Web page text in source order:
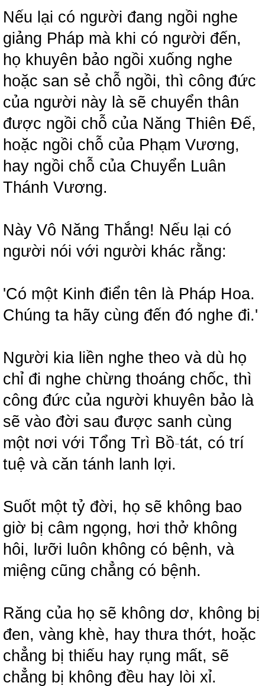
Nếu lại có người đang ngồi nghe
giảng Pháp mà khi có người đến,
họ khuyên bảo ngồi xuống nghe
hoặc san sẻ chỗ ngồi, thì công đức
của người này là sẽ chuyển thân
được ngồi chỗ của Năng Thiên Đế,
hoặc ngồi chỗ của Phạm Vương,
hay ngồi chỗ của Chuyển Luân
Thánh Vương.
Này Vô Năng Thắng! Nếu lại có
người nói với người khác rằng:
'Có một Kinh điển tên là Pháp Hoa.
Chúng ta hãy cùng đến đó nghe đi.'
Người kia liền nghe theo và dù họ
chỉ đi nghe chừng thoáng chốc, thì
công đức của người khuyên bảo là
sẽ vào đời sau được sanh cùng
một nơi với Tổng Trì Bồ-tát, có trí
tuệ và căn tánh lanh lợi.
Suốt một tỷ đời, họ sẽ không bao
giờ bị câm ngọng, hơi thở không
hôi, lưỡi luôn không có bệnh, và
miệng cũng chẳng có bệnh.
Răng của họ sẽ không dơ, không bị
đen, vàng khè, hay thưa thớt, hoặc
chẳng bị thiếu hay rụng mất, sẽ
chẳng bị không đều hay lòi xỉ.